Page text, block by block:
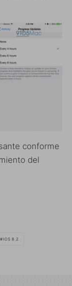
conforme
del
IOS 8.2